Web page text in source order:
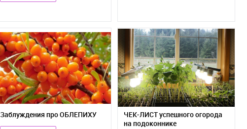
Заблуждения про ОБЛЕПИХУ
ЧЕК-ЛИСТ успешного огорода
на подоконнике